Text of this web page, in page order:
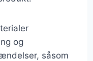
og
såsom